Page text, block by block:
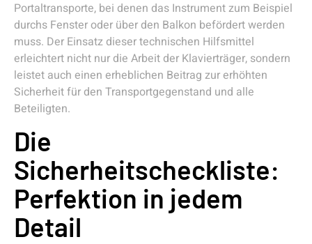
Portaltransporte, bei denen das Instrument zum Beispiel
durchs Fenster oder über den Balkon befördert werden
muss. Der Einsatz dieser technischen Hilfsmittel
erleichtert nicht nur die Arbeit der Klavierträger, sondern
leistet auch einen erheblichen Beitrag zur erhöhten
Sicherheit für den Transportgegenstand und alle
Beteiligten.
Die
Sicherheitscheckliste:
Perfektion in jedem
Detail